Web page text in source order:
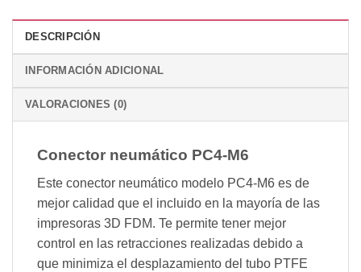
DESCRIPCIÓN
INFORMACIÓN ADICIONAL
VALORACIONES (0)
Conector neumático PC4-M6
Este conector neumático modelo PC4-M6 es de
mejor calidad que el incluido en la mayoría de las
impresoras 3D FDM. Te permite tener mejor
control en las retracciones realizadas debido a
que minimiza el desplazamiento del tubo PTFE